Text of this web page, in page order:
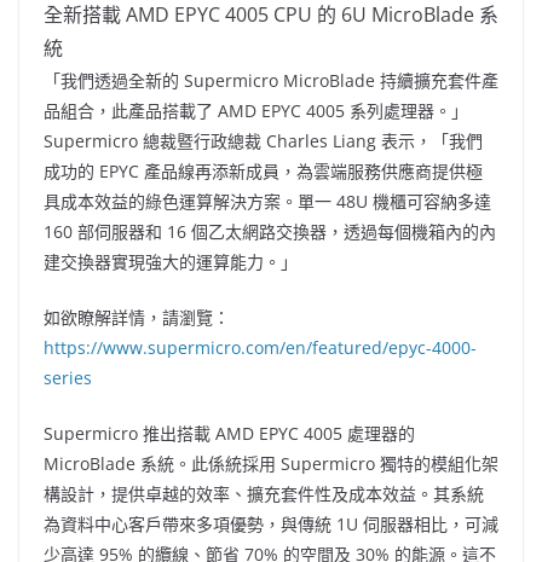
全新搭載 AMD EPYC 4005 CPU 的 6U MicroBlade 系
統
「我們透過全新的 Supermicro MicroBlade 持續擴充套件產
品組合，此產品搭載了 AMD EPYC 4005 系列處理器。」
Supermicro 總裁暨行政總裁 Charles Liang 表示，「我們
成功的 EPYC 產品線再添新成員，為雲端服務供應商提供極
具成本效益的綠色運算解決方案。單一 48U 機櫃可容納多達
160 部伺服器和 16 個乙太網路交換器，透過每個機箱內的內
建交換器實現強大的運算能力。」
如欲瞭解詳情，請瀏覽：
https://www.supermicro.com/en/featured/epyc-4000-
series
Supermicro 推出搭載 AMD EPYC 4005 處理器的
MicroBlade 系統。此係統採用 Supermicro 獨特的模組化架
構設計，提供卓越的效率、擴充套件性及成本效益。其系統
為資料中心客戶帶來多項優勢，與傳統 1U 伺服器相比，可減
少高達 95% 的纜線、節省 70% 的空間及 30% 的能源。這不